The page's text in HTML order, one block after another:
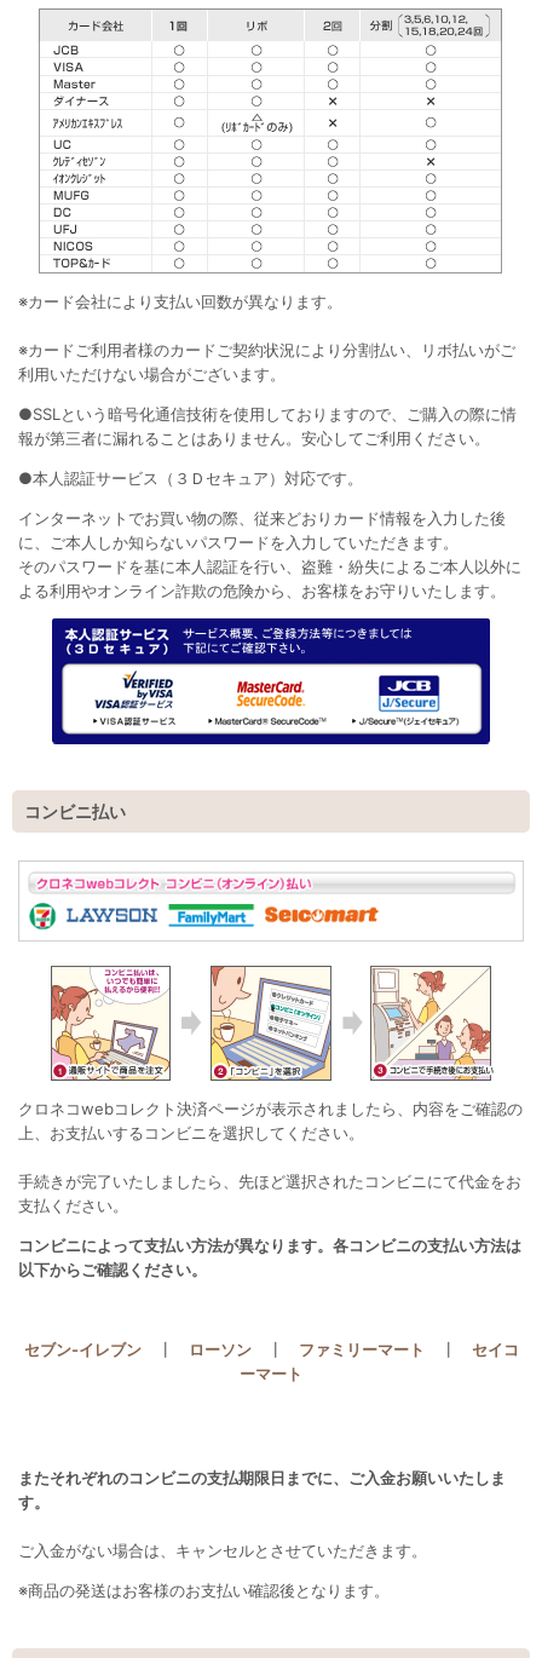
※カード会社により支払い回数が異なります。
※カードご利用者様のカードご契約状況により分割払い、リボ払いがご
利用いただけない場合がございます。
●SSLという暗号化通信技術を使用しておりますので、ご購入の際に情
報が第三者に漏れることはありません。安心してご利用ください。
●本人認証サービス（３Ｄセキュア）対応です。
インターネットでお買い物の際、従来どおりカード情報を入力した後
に、ご本人しか知らないパスワードを入力していただきます。
そのパスワードを基に本人認証を行い、盗難・紛失によるご本人以外に
よる利用やオンライン詐欺の危険から、お客様をお守りいたします。
コンビニ払い
クロネコwebコレクト決済ページが表示されましたら、内容をご確認の
上、お支払いするコンビニを選択してください。
手続きが完了いたしましたら、先ほど選択されたコンビニにて代金をお
支払ください。
コンビニによって支払い方法が異なります。各コンビニの支払い方法は
以下からご確認ください。
セブン-イレブン┃ ローソン┃ ファミリーマート
セイコ
ーマート
またそれぞれのコンビニの支払期限日までに、ご入金お願いいたしま
す。
ご入金がない場合は、キャンセルとさせていただきます。
※商品の発送はお客様のお支払い確認後となります。